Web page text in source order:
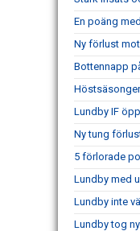
En poäng
Ny förlust
Bottennapp
Lundby IF
Ny tung
5 förlorade
Lundby med
Lundby inte
Lundby tog